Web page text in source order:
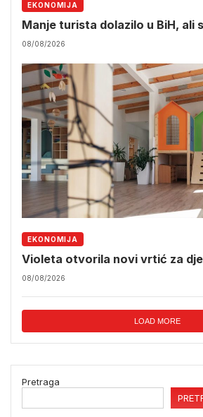
EKONOMIJA
Manje turista dolazilo u BiH, ali
08/08/2026
EKONOMIJA
Violeta otvorila novi vrtić za
08/08/2026
LOAD MORE
Pretraga